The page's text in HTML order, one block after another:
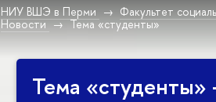
НИУ ВШЭ в Перми Факультет
Новости
Тема «студенты»
Тема «студенты»